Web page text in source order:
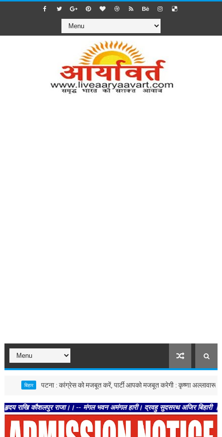
पटना : कांग्रेस को मजबूत करें, पार्टी आपको मजबूत करेगी : कृष्णा अल्लावारू बिहार
कौशलपुर राजा।। -- मंगल भवन अमंगल हारी। द्रवहु सुदसरथ अजिर बिहारी ।। -- सब